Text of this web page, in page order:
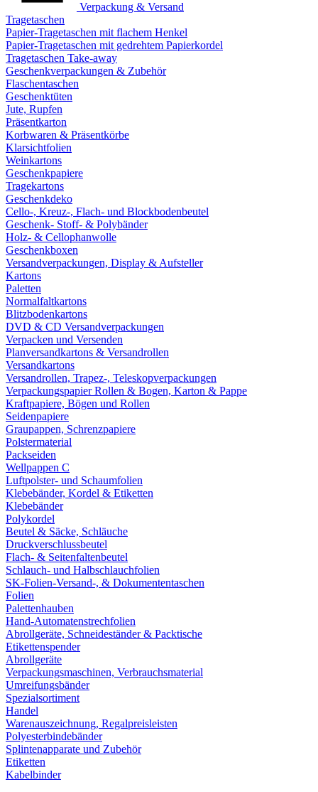
Verpackung & Versand
Tragetaschen
Papier-Tragetaschen mit flachem Henkel
Papier-Tragetaschen mit gedrehtem Papierkordel
Tragetaschen Take-away
Geschenkverpackungen & Zubehör
Flaschentaschen
Geschenktüten
Jute, Rupfen
Präsentkarton
Korbwaren & Präsentkörbe
Klarsichtfolien
Weinkartons
Geschenkpapiere
Tragekartons
Geschenkdeko
Cello-, Kreuz-, Flach- und Blockbodenbeutel
Geschenk- Stoff- & Polybänder
Holz- & Cellophanwolle
Geschenkboxen
Versandverpackungen, Display & Aufsteller
Kartons
Paletten
Normalfaltkartons
Blitzbodenkartons
DVD & CD Versandverpackungen
Verpacken und Versenden
Planversandkartons & Versandrollen
Versandkartons
Versandrollen, Trapez-, Teleskopverpackungen
Verpackungspapier Rollen & Bogen, Karton & Pappe
Kraftpapiere, Bögen und Rollen
Seidenpapiere
Graupappen, Schrenzpapiere
Polstermaterial
Packseiden
Wellpappen C
Luftpolster- und Schaumfolien
Klebebänder, Kordel & Etiketten
Klebebänder
Polykordel
Beutel & Säcke, Schläuche
Druckverschlussbeutel
Flach- & Seitenfaltenbeutel
Schlauch- und Halbschlauchfolien
SK-Folien-Versand-, & Dokumententaschen
Folien
Palettenhauben
Hand-Automatenstrechfolien
Abrollgeräte, Schneideständer & Packtische
Etikettenspender
Abrollgeräte
Verpackungsmaschinen, Verbrauchsmaterial
Umreifungsbänder
Spezialsortiment
Handel
Warenauszeichnung, Regalpreisleisten
Polyesterbindebänder
Splintenapparate und Zubehör
Etiketten
Kabelbinder